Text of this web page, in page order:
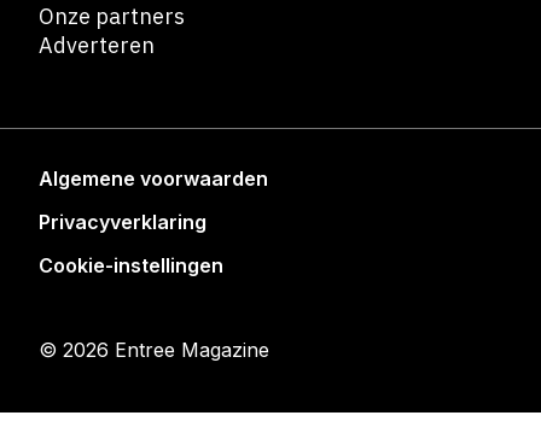
Onze partners
Adverteren
Algemene voorwaarden
Privacyverklaring
Cookie-instellingen
© 2026 Entree Magazine